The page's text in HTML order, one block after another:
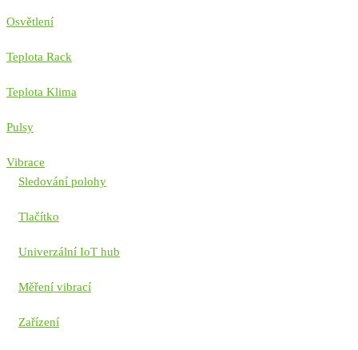
Osvětlení
Teplota Rack
Teplota Klima
Pulsy
Vibrace
Sledování polohy
Tlačítko
Univerzální IoT hub
Měření vibrací
Zařízení